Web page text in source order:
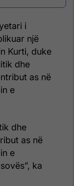
i
një
Kurti, duke
dhe
as në
e
dhe
as në
e
ka